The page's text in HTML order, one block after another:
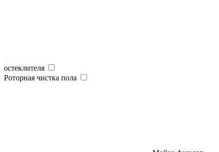
остеклителя
Роторная чистка пола